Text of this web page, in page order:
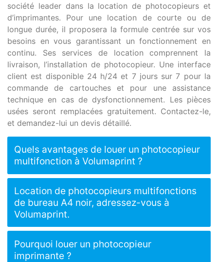
société leader dans la location de photocopieurs et
d’imprimantes. Pour une location de courte ou de
longue durée, il proposera la formule centrée sur vos
besoins en vous garantissant un fonctionnement en
continu. Ses services de location comprennent la
livraison, l’installation de photocopieur. Une interface
client est disponible 24 h/24 et 7 jours sur 7 pour la
commande de cartouches et pour une assistance
technique en cas de dysfonctionnement. Les pièces
usées seront remplacées gratuitement. Contactez-le,
et demandez-lui un devis détaillé.
Quels avantages de louer un photocopieur
multifonction à Volumaprint ?
Location de photocopieurs multifonctions
de bureau A4 noir, adressez-vous à
Volumaprint.
Pourquoi louer un photocopieur
imprimante ?